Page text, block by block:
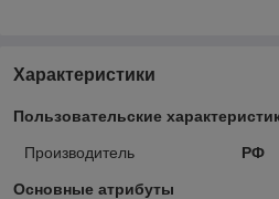
Характеристики
Пользовательские
Производитель РФ
Основные атрибуты